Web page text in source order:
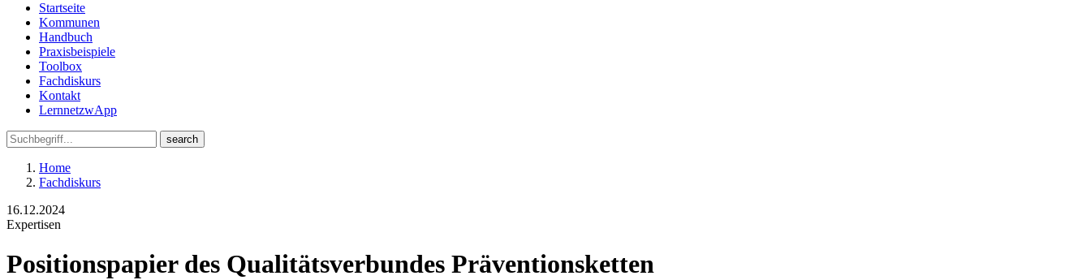
Startseite
Kommunen
Handbuch
Praxisbeispiele
Toolbox
Fachdiskurs
Kontakt
LernnetzwApp
Home
Fachdiskurs
16.12.2024
Expertisen
Positionspapier des Qualitätsverbundes Präventionsketten